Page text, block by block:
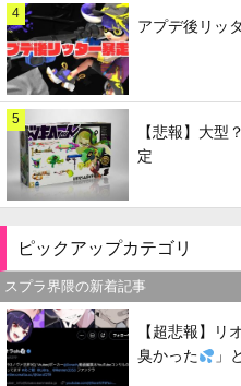
4
アプデ後リッ
5
【悲報】大型
定
ピックアップカテゴリ
スプラ界隈の新着記事
【超悲報】リ
臭かった
」